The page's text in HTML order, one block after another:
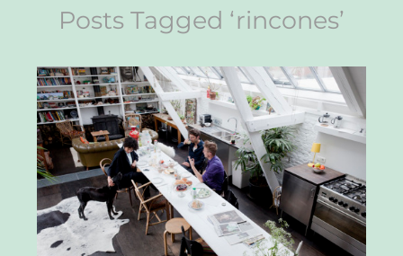
Posts Tagged ‘rincones’